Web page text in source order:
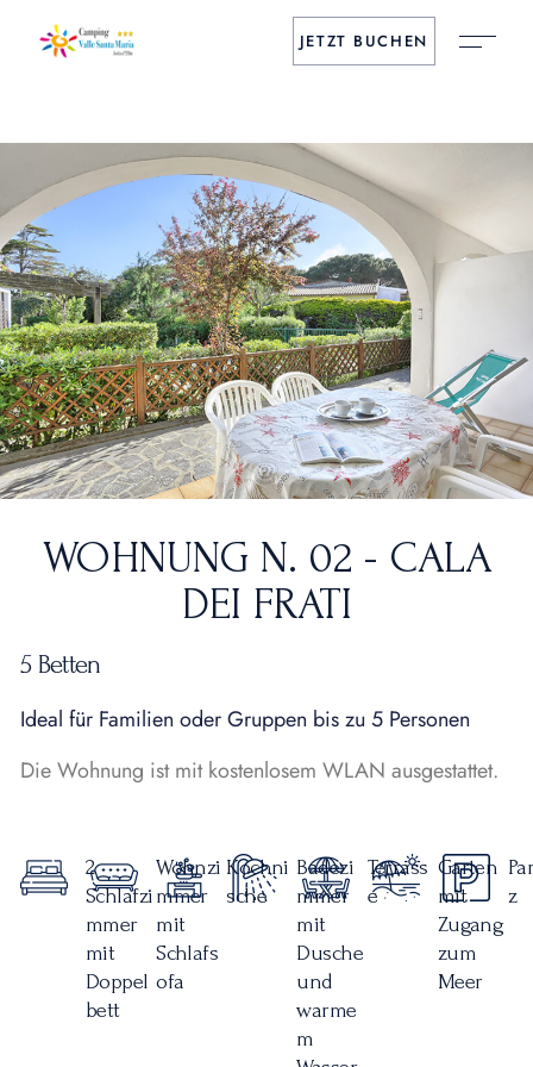
JETZT BUCHEN
WOHNUNG N. 02 - CALA
DEI FRATI
5 Betten
Ideal für Familien oder Gruppen bis zu 5 Personen
Die Wohnung ist mit kostenlosem WLAN ausgestattet.
2
Schlafzi
mmer
mit
Doppel
bett
Wohnzi
mmer
mit
Schlafs
ofa
Kochni
sche
Badezi
mmer
mit
Dusche
und
warme
m
Terrass
e
Garten
mit
Zugang
zum
Meer
z